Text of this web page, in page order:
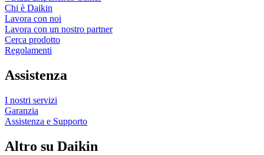
Chi è Daikin
Lavora con noi
Lavora con un nostro partner
Cerca prodotto
Regolamenti
Assistenza
I nostri servizi
Garanzia
Assistenza e Supporto
Altro su Daikin